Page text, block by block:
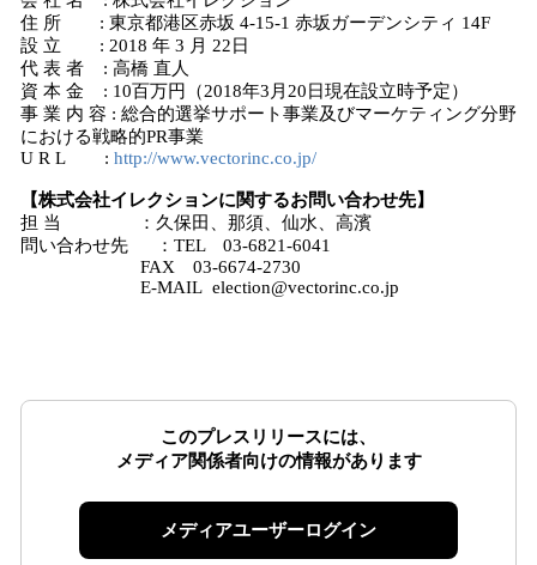
住 所 : 東京都港区赤坂 4-15-1 赤坂ガーデンシティ 14F
設 立 : 2018 年 3 月 22日
代 表 者 : 高橋 直人
資 本 金 : 10百万円（2018年3月20日現在設立時予定）
事 業 内 容 : 総合的選挙サポート事業及びマーケティング分野
における戦略的PR事業
U R L : http://www.vectorinc.co.jp/
【株式会社イレクションに関するお問い合わせ先】
担 当 ：久保田、那須、仙水、高濱
問い合わせ先 ：TEL 03-6821-6041
FAX 03-6674-2730
E-MAIL election@vectorinc.co.jp
このプレスリリースには、
メディア関係者向けの情報があります
メディアユーザーログイン